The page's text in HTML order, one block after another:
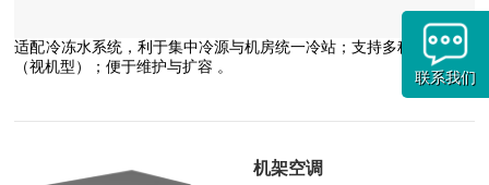
适配冷冻水系统，利于集中冷源与机房统一冷站；支持多种送风方式
（视机型）；便于维护与扩容 。
机架空调
联系我们